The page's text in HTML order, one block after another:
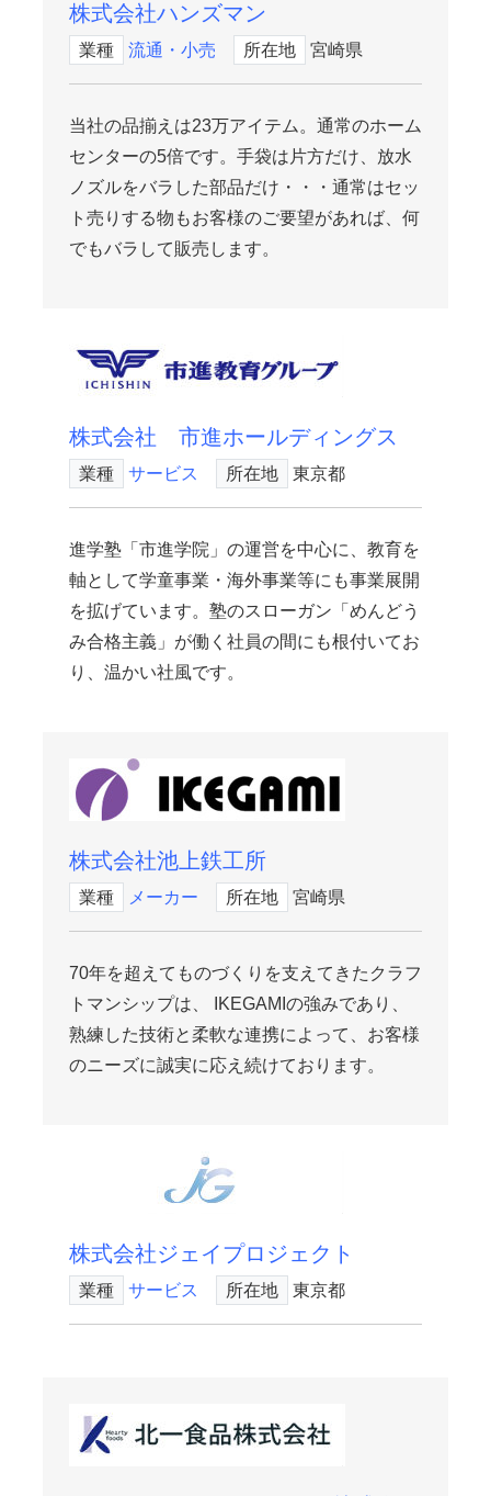
株式会社ハンズマン
業種 流通・小売 所在地 宮崎県
当社の品揃えは23万アイテム。通常のホーム
センターの5倍です。手袋は片方だけ、放水
ノズルをバラした部品だけ・・・通常はセッ
ト売りする物もお客様のご要望があれば、何
でもバラして販売します。
株式会社 市進ホールディングス
業種 サービス 所在地 東京都
進学塾「市進学院」の運営を中心に、教育を
軸として学童事業・海外事業等にも事業展開
を拡げています。塾のスローガン「めんどう
み合格主義」が働く社員の間にも根付いてお
り、温かい社風です。
株式会社池上鉄工所
業種 メーカー 所在地 宮崎県
70年を超えてものづくりを支えてきたクラフ
トマンシップは、 IKEGAMIの強みであり、
熟練した技術と柔軟な連携によって、お客様
のニーズに誠実に応え続けております。
株式会社ジェイプロジェクト
業種 サービス 所在地 東京都